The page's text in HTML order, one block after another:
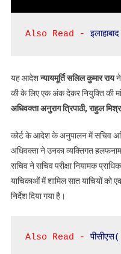
Also Read -
यह आदेशन्यायमूर्ति सलिल कुमार रायने
की के लिए एक अंक देकर नियुक्ति की
अधिवक्ता अनुराग त्रिपाठी, राहुल मिश्र
कोर्ट के आदेश के अनुपालन में सचिव
अधिवक्ता ने उनका व्यक्तिगत
सचिव ने सचिव परीक्षा नियामक
याचिकाओं में शामिल सात याचियों को
निर्देश दिया गया है।
Also Read -